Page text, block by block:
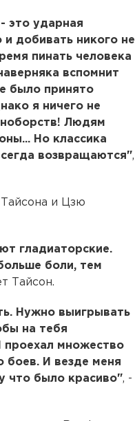
это ударная
и добивать никого не
пинать человека
вспомнит
было принято
я ничего не
Людям
Но классика
возвращаются",
и Цзю
гладиаторские.
боли, тем
Тайсон.
Нужно выигрывать
на тебя
проехал множество
боев. И везде меня
что было красиво", -